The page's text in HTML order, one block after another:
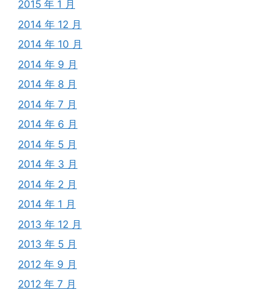
2015 年 1 月
2014 年 12 月
2014 年 10 月
2014 年 9 月
2014 年 8 月
2014 年 7 月
2014 年 6 月
2014 年 5 月
2014 年 3 月
2014 年 2 月
2014 年 1 月
2013 年 12 月
2013 年 5 月
2012 年 9 月
2012 年 7 月